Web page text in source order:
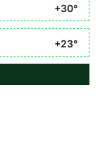
+30°
+23°